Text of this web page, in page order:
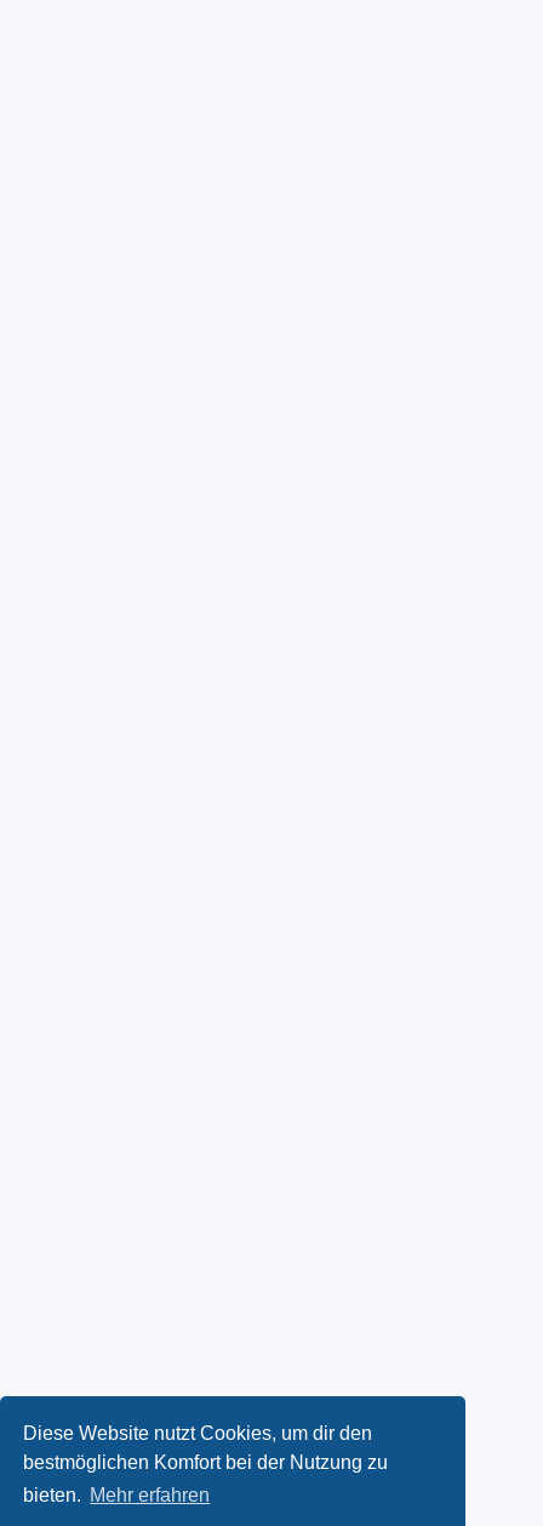
Diese Website nutzt Cookies, um dir den
bestmöglichen Komfort bei der Nutzung zu
bieten. Mehr erfahren